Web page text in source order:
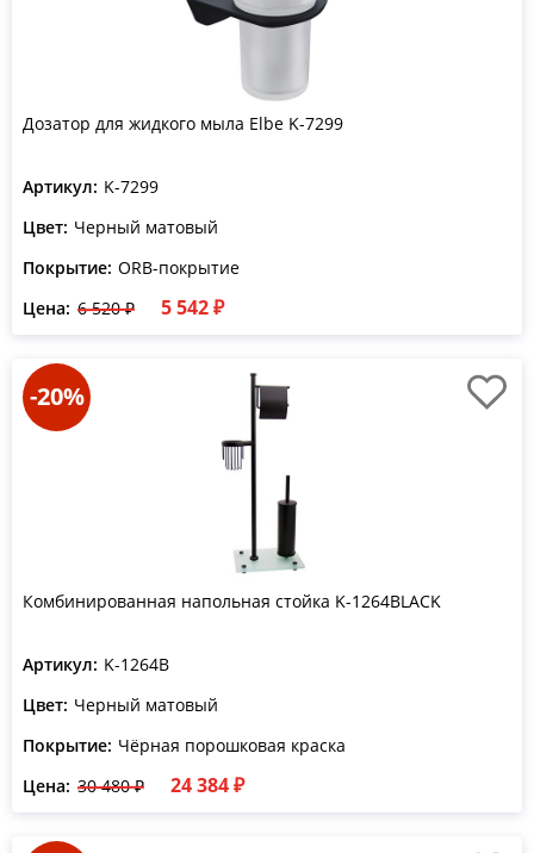
Дозатор для жидкого мыла Elbe K-7299
Артикул: K-7299
Цвет: Черный матовый
Покрытие: ORB-покрытие
Цена: 6 520 ₽ 5 542 ₽
-20%
Комбинированная напольная стойка K-1264BLACK
Артикул: K-1264B
Цвет: Черный матовый
Покрытие: Чёрная порошковая краска
Цена: 30 480 ₽ 24 384 ₽